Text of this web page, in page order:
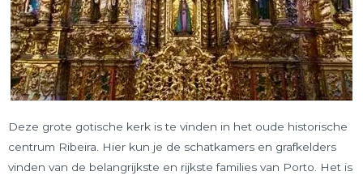
Deze grote gotische kerk is te vinden in het oude historische
centrum Ribeira. Hier kun je de schatkamers en grafkelders
vinden van de belangrijkste en rijkste families van Porto. Het is